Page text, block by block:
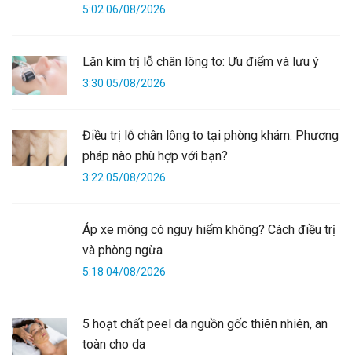
5:02 06/08/2026
Lăn kim trị lỗ chân lông to: Ưu điểm và lưu ý
3:30 05/08/2026
Điều trị lỗ chân lông to tại phòng khám: Phương
pháp nào phù hợp với bạn?
3:22 05/08/2026
Áp xe mông có nguy hiểm không? Cách điều trị
và phòng ngừa
5:18 04/08/2026
5 hoạt chất peel da nguồn gốc thiên nhiên, an
toàn cho da